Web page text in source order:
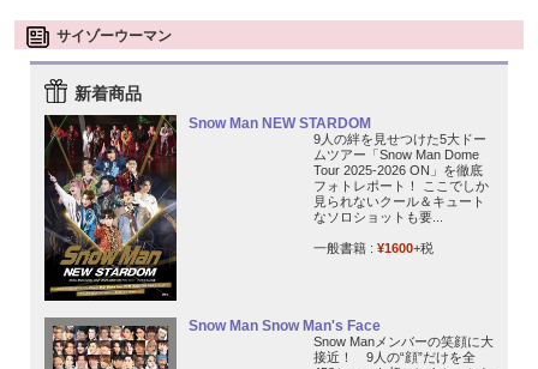
サイゾーウーマン
新着商品
Snow Man NEW STARDOM
9人の絆を見せつけた5大ドー
ムツアー「Snow Man Dome
Tour 2025-2026 ON」を徹底
フォトレポート！ ここでしか
見られないクール＆キュート
なソロショットも要...
一般書籍 : ¥1600+税
Snow Man Snow Man's Face
Snow Manメンバーの笑顔に大
接近！ 9人の“顔”だけを全